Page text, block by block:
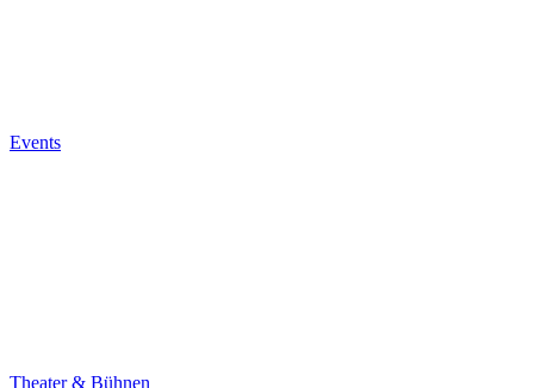
Events
Theater & Bühnen